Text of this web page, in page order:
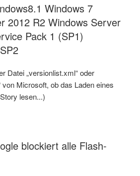
Windows 7
2012 R2 Windows Server
Pack 1 (SP1)
Datei „versionlist.xml“ oder
von Microsoft, ob das Laden eines
lesen...)
blockiert alle Flash-